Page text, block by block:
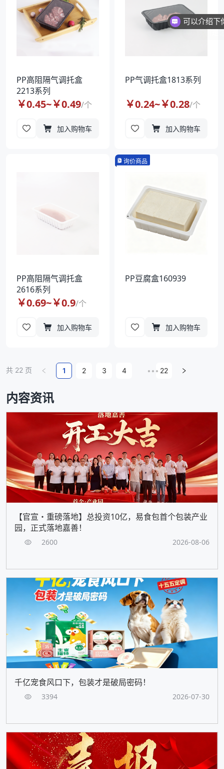
PP高阻隔气调托盒
2213系列
￥0.45~￥0.49/个
加入购物车
PP气调托盒1813系列
￥0.24~￥0.28/个
加入购物车
PP高阻隔气调托盒
2616系列
￥0.69~￥0.9/个
加入购物车
询价商品
PP豆腐盒160939
加入购物车
共 22 页 1 2 3 4 ••• 22
内容资讯
【官宣・重磅落地】总投资10亿，易食包首个包装产业
园，正式落地嘉善！
2600 2026-08-06
千亿宠食风口下，包装才是破局密码！
3394 2026-07-30
你们是